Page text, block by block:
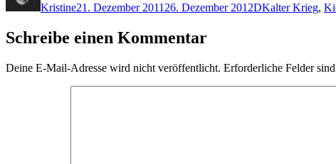
Kristine21. Dezember 2011 26. Dezember 2012DKalter Krieg,
Schreibe einen Kommentar
Deine E-Mail-Adresse wird nicht veröffentlicht. Erforderliche Felder